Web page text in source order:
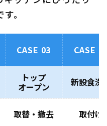
。
CASE 03 CASE
トップ
オープン 新設食洗
取替・撤去 取付け